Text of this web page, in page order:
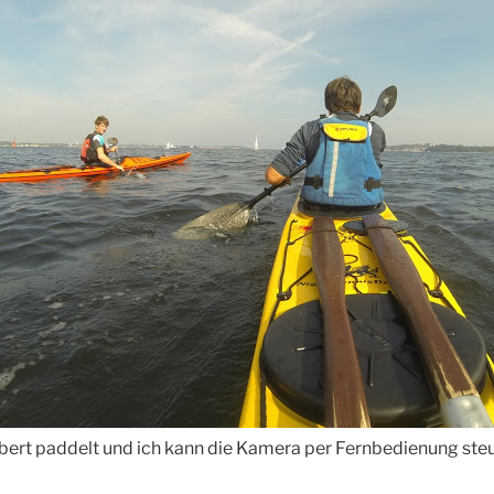
paddelt und ich kann die Kamera per Fernbedienung